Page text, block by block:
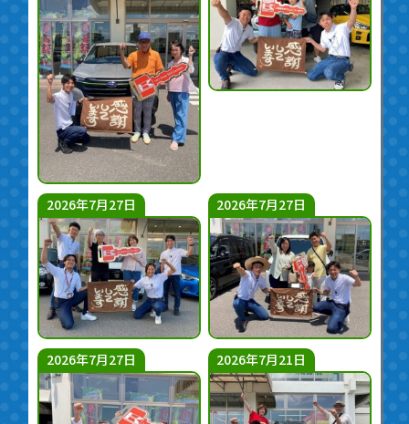
2026年7月27日 2026年7月27日
2026年7月27日 2026年7月21日